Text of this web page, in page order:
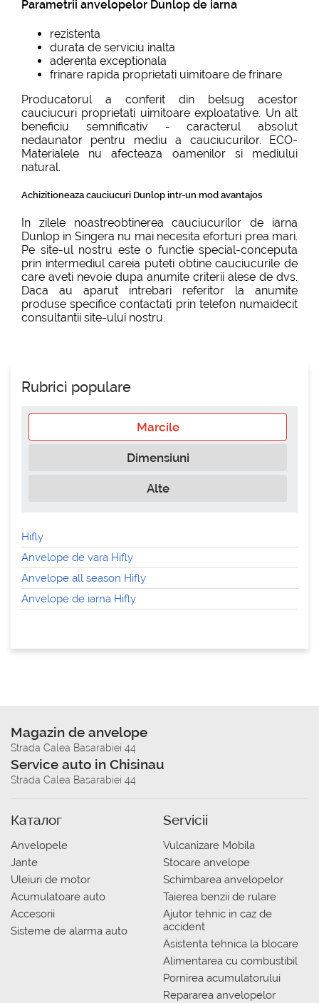
Parametrii anvelopelor Dunlop de iarna
rezistenta
durata de serviciu inalta
aderenta exceptionala
frinare rapida proprietati uimitoare de frinare
Producatorul a conferit din belsug acestor
cauciucuri proprietati uimitoare exploatative. Un alt
beneficiu semnificativ - caracterul absolut
nedaunator pentru mediu a cauciucurilor. ECO-
Materialele nu afecteaza oamenilor si mediului
natural.
Achizitioneaza cauciucuri Dunlop intr-un mod avantajos
In zilele noastreobtinerea cauciucurilor de iarna
Dunlop in Singera nu mai necesita eforturi prea mari.
Pe site-ul nostru este o functie special-conceputa
prin intermediul careia puteti obtine cauciucurile de
care aveti nevoie dupa anumite criterii alese de dvs.
Daca au aparut intrebari referitor la anumite
produse specifice contactati prin telefon numaidecit
consultantii site-ului nostru.
Rubrici populare
Marcile
Dimensiuni
Alte
Hifly
Anvelope de vara Hifly
Anvelope all season Hifly
Anvelope de iarna Hifly
Magazin de anvelope
Strada Calea Basarabiei 44
Service auto in Chisinau
Strada Calea Basarabiei 44
Каталог
Anvelopele
Jante
Uleiuri de motor
Acumulatoare auto
Accesorii
Sisteme de alarma auto
Servicii
Vulcanizare Mobila
Stocare anvelope
Schimbarea anvelopelor
Taierea benzii de rulare
Ajutor tehnic in caz de
accident
Asistenta tehnica la blocare
Alimentarea cu combustibil
Pornirea acumulatorului
Repararea anvelopelor